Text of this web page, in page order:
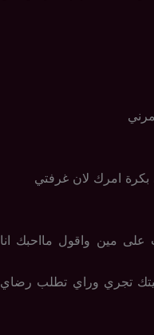
بكرة امرك لان غرفتي
على مين واقول مااحبك انا
تجري وراي تطلب رضاي